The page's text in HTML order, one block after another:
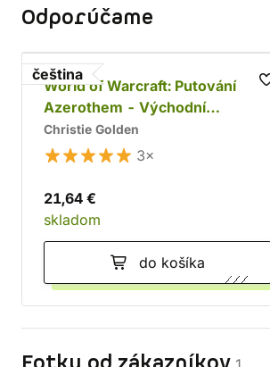
Odporúčame
čeština
World of Warcraft: Putování
Azerothem - Východní
království
Christie Golden
3×
21,64 €
skladom
do košíka